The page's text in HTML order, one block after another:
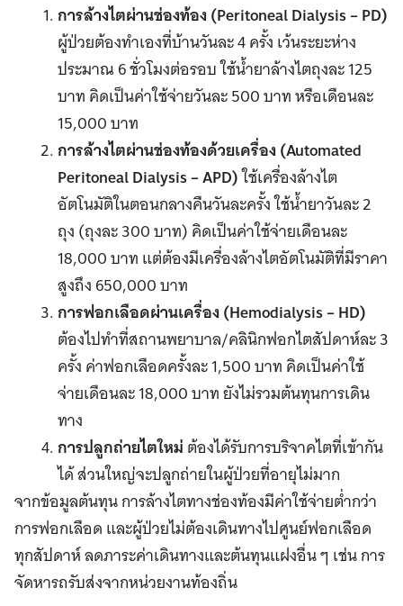
การล้างไตผ่านช่องท้อง (Peritoneal Dialysis – PD)
ผู้ป่วยต้องทำเองที่บ้านวันละ 4 ครั้ง เว้นระยะห่าง
ประมาณ 6 ชั่วโมงต่อรอบ ใช้น้ำยาล้างไตถุงละ 125
บาท คิดเป็นค่าใช้จ่ายวันละ 500 บาท หรือเดือนละ
15,000 บาท
การล้างไตผ่านช่องท้องด้วยเครื่อง (Automated
Peritoneal Dialysis – APD)ใช้เครื่องล้างไต
อัตโนมัติในตอนกลางคืนวันละครั้ง ใช้น้ำยาวันละ 2
ถุง (ถุงละ 300 บาท) คิดเป็นค่าใช้จ่ายเดือนละ
18,000 บาท แต่ต้องมีเครื่องล้างไตอัตโนมัติที่มีราคา
สูงถึง 650,000 บาท
การฟอกเลือดผ่านเครื่อง (Hemodialysis – HD)
ต้องไปทำที่สถานพยาบาล/คลินิกฟอกไตสัปดาห์ละ 3
ครั้ง ค่าฟอกเลือดครั้งละ 1,500 บาท คิดเป็นค่าใช้
จ่ายเดือนละ 18,000 บาท ยังไม่รวมต้นทุนการเดิน
ทาง
การปลูกถ่ายไตใหม่ต้องได้รับการบริจาคไตที่เข้ากัน
ได้ ส่วนใหญ่จะปลูกถ่ายในผู้ป่วยที่อายุไม่มาก
จากข้อมูลต้นทุน การล้างไตทางช่องท้องมีค่าใช้จ่ายต่ำกว่า
การฟอกเลือด และผู้ป่วยไม่ต้องเดินทางไปศูนย์ฟอกเลือด
ทุกสัปดาห์ ลดภาระค่าเดินทางและต้นทุนแฝงอื่น ๆ เช่น การ
จัดหารถรับส่งจากหน่วยงานท้องถิ่น